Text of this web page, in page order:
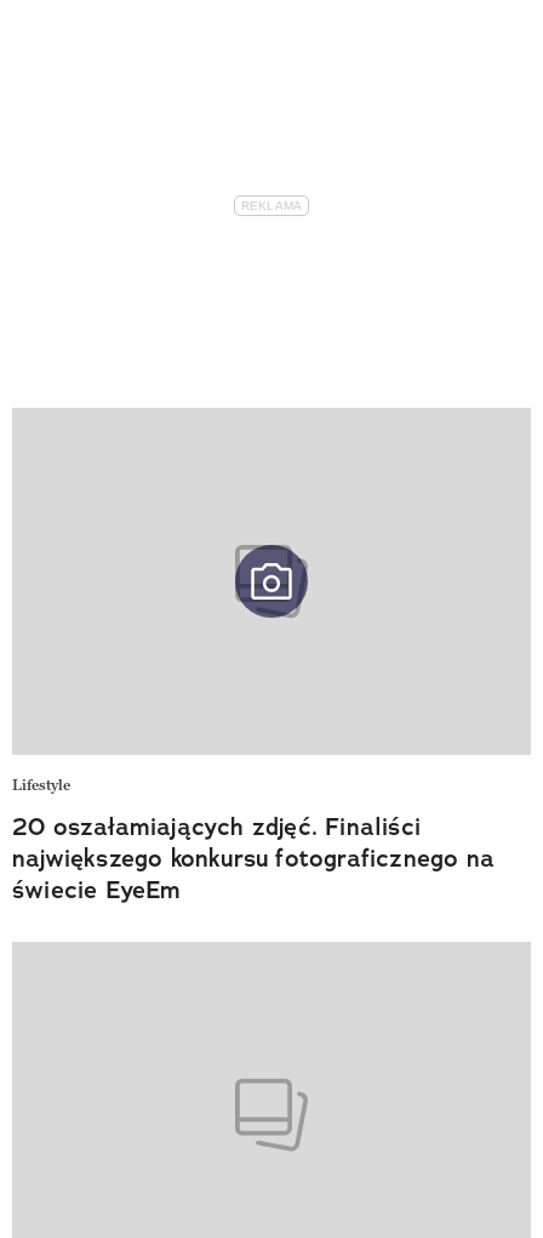
Lifestyle
20 oszałamiających zdjęć. Finaliści
największego konkursu fotograficznego na
świecie EyeEm